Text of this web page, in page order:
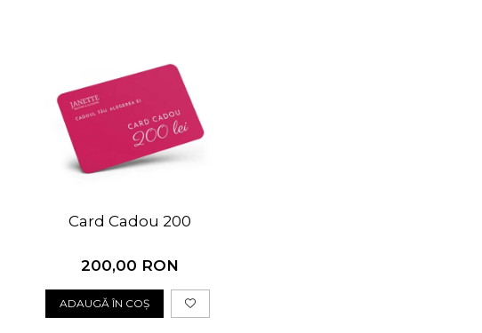
Card Cadou 200
200,00 RON
ADAUGĂ ÎN COȘ